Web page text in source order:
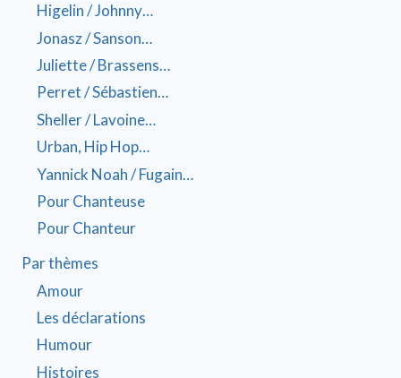
Higelin / Johnny…
Jonasz / Sanson…
Juliette / Brassens…
Perret / Sébastien…
Sheller / Lavoine…
Urban, Hip Hop…
Yannick Noah / Fugain…
Pour Chanteuse
Pour Chanteur
Par thèmes
Amour
Les déclarations
Humour
Histoires